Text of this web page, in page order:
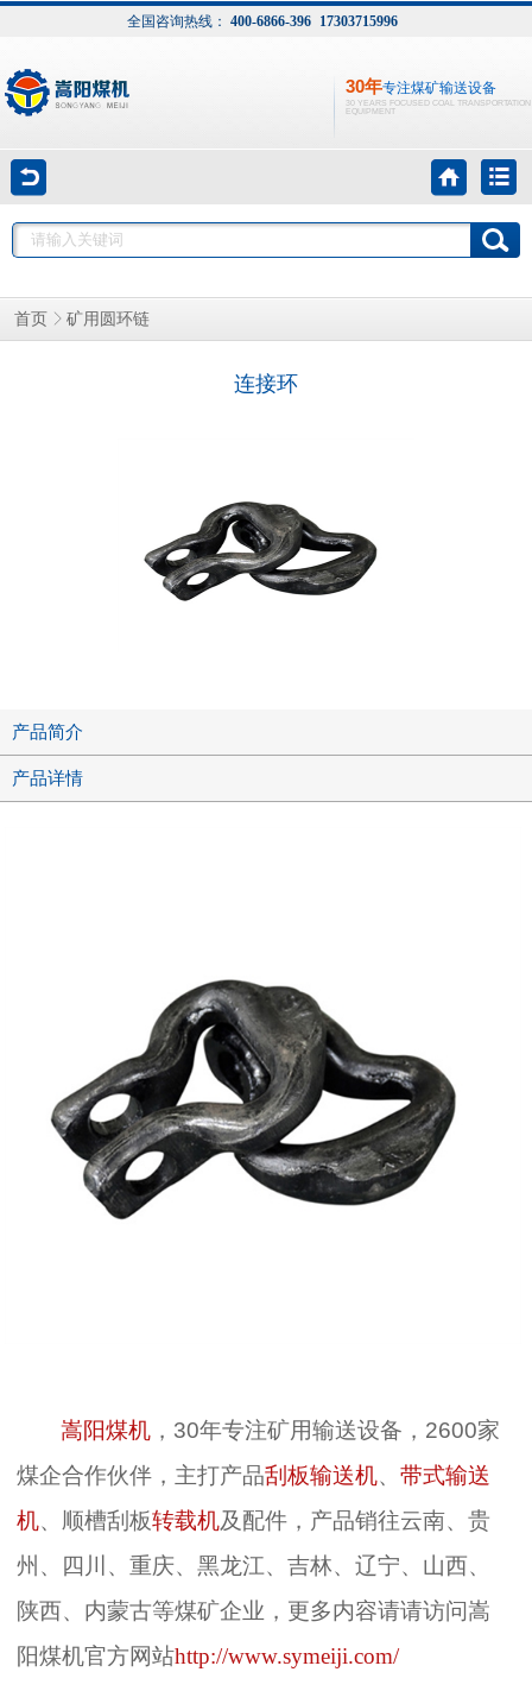
全国咨询热线： 400-6866-396 17303715996
30年专注煤矿输送设备
30 YEARS FOCUSED COAL TRANSPORTATION
EQUIPMENT
首页 矿用圆环链
连接环
产品简介
产品详情
嵩阳煤机 ，30年专注矿用输送设备，2600家
煤企合作伙伴，主打产品刮板输送机、带式输送
机、顺槽刮板转载机及配件，产品销往云南、贵
州、四川、重庆、黑龙江、吉林、辽宁、山西、
陕西、内蒙古等煤矿企业，更多内容请请访问嵩
阳煤机官方网站http://www.symeiji.com/